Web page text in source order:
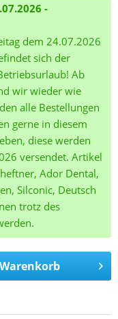
-
dem 24.07.2026
sich der
Ab
wir wieder wie
alle Bestellungen
gerne in diesem
diese werden
versendet. Artikel
Ador Dental,
Silconic, Deutsch
trotz des
Warenkorb